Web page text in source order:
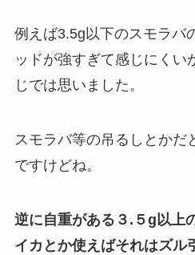
例えば3.5g以下のスモラバ
ッドが強すぎて感じにくい
じでは思いました。
スモラバ等の吊るしとかだ
ですけどね。
逆に自重がある３.５g以上
イカとか使えばそれはズル